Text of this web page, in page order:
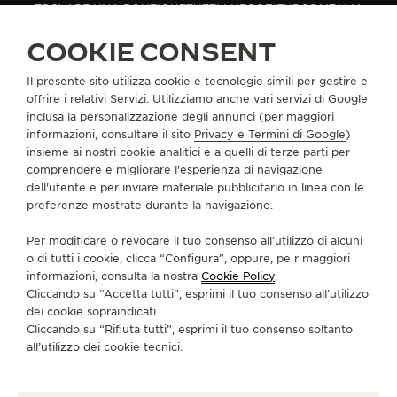
THE STELLAR ODYSSEY
THE PRECISION PIONEER
VEDERE TUTTI GLI EVENTI
TROVARE UNA BOUTIQUETUTTI I NEGOZIEUROPAITALIA
VAI ALLA PAGINA INSTAGRAM DI JAEGER-
VAI ALLA PAGINA LINKEDIN DI JAEGER-
VAI ALLA PAGINA FACEBOOK DI
VAI ALLA PAGINA YOUTUBE
VAI ALLA PAGINA
VAI ALLA PAGINA
ISCRIVERSI ALLA NEWSLETTER
INFORMAZIONI SU DI NOI
SERVIZI
CONTATTI
COOKIE CONSENT
Il presente sito utilizza cookie e tecnologie simili per gestire e
offrire i relativi Servizi. Utilizziamo anche vari servizi di Google
inclusa la personalizzazione degli annunci (per maggiori
informazioni, consultare il sito Privacy e Termini di Google)
insieme ai nostri cookie analitici e a quelli di terze parti per
comprendere e migliorare l'esperienza di navigazione
dell'utente e per inviare materiale pubblicitario in linea con le
preferenze mostrate durante la navigazione.
Per modificare o revocare il tuo consenso all’utilizzo di alcuni
o di tutti i cookie, clicca “Configura”, oppure, pe r maggiori
informazioni, consulta la nostra Cookie Policy.
Cliccando su “Accetta tutti”, esprimi il tuo consenso all’utilizzo
dei cookie sopraindicati.
Cliccando su “Rifiuta tutti”, esprimi il tuo consenso soltanto
all’utilizzo dei cookie tecnici.